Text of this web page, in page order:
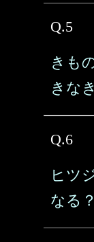
Q.5
きも
きな
Q.6
ヒツ
なる？